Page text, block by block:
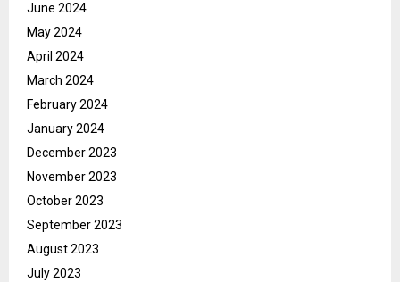
June 2024
May 2024
April 2024
March 2024
February 2024
January 2024
December 2023
November 2023
October 2023
September 2023
August 2023
July 2023